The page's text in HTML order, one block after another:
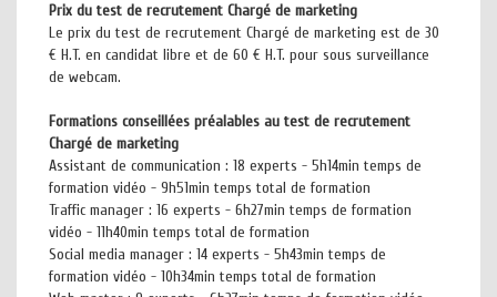
Prix du test de recrutement Chargé de marketing
Le prix du test de recrutement Chargé de marketing est de 30
€ H.T. en candidat libre et de 60 € H.T. pour sous surveillance
de webcam.
Formations conseillées préalables au test de recrutement
Chargé de marketing
Assistant de communication : 18 experts - 5h14min temps de
formation vidéo - 9h51min temps total de formation
Traffic manager : 16 experts - 6h27min temps de formation
vidéo - 11h40min temps total de formation
Social media manager : 14 experts - 5h43min temps de
formation vidéo - 10h34min temps total de formation